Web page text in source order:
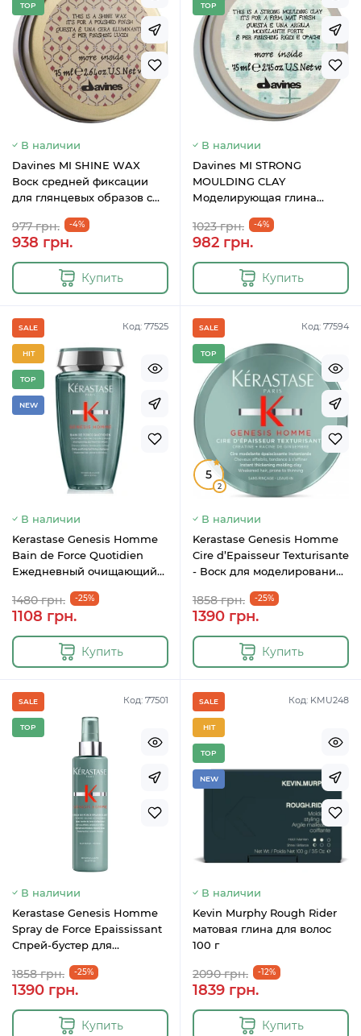
TOP
В наличии
Davines MI SHINE WAX
Воск средней фиксации
для глянцевых образов с
977 грн. -4%
938 грн.
Купить
TOP
В наличии
Davines MI STRONG
MOULDING CLAY
Моделирующая глина
стойкого матового эффекта
75 мл
1023 грн. -4%
982 грн.
Купить
Код: 77525
SALE
HIT
TOP
NEW
В наличии
Kerastase Genesis Homme
Bain de Force Quotidien
Ежедневный очищающий
тонких волос 250
1480 грн. -25%
1108 грн.
Купить
Код: 77594
5
2
SALE
TOP
В наличии
Kerastase Genesis Homme
Cire d’Epaisseur Texturisante
- Воск для моделирования
1858 грн. -25%
1390 грн.
Купить
Код: 77501
SALE
TOP
В наличии
Kerastase Genesis Homme
Spray de Force Epaississant
Спрей-бустер для
мужчин 150 мл
1858 грн. -25%
1390 грн.
Купить
Код: KMU248
SALE
HIT
TOP
NEW
В наличии
Kevin Murphy Rough Rider
матовая глина для волос
100 г
2090 грн. -12%
1839 грн.
Купить